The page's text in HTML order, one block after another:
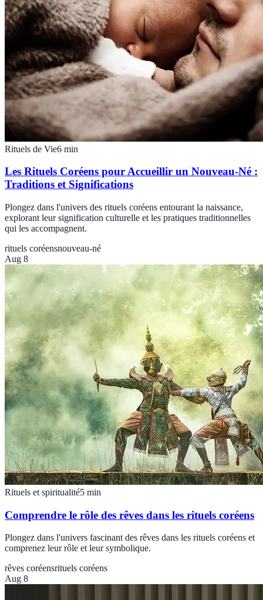
Rituels de Vie6 min
Les Rituels Coréens pour Accueillir un Nouveau-Né :
Traditions et Significations
Plongez dans l'univers des rituels coréens entourant la naissance,
explorant leur signification culturelle et les pratiques traditionnelles
qui les accompagnent.
rituels coréensnouveau-né
Aug 8
Rituels et spiritualité5 min
Comprendre le rôle des rêves dans les rituels coréens
Plongez dans l'univers fascinant des rêves dans les rituels coréens et
comprenez leur rôle et leur symbolique.
rêves coréensrituels coréens
Aug 8